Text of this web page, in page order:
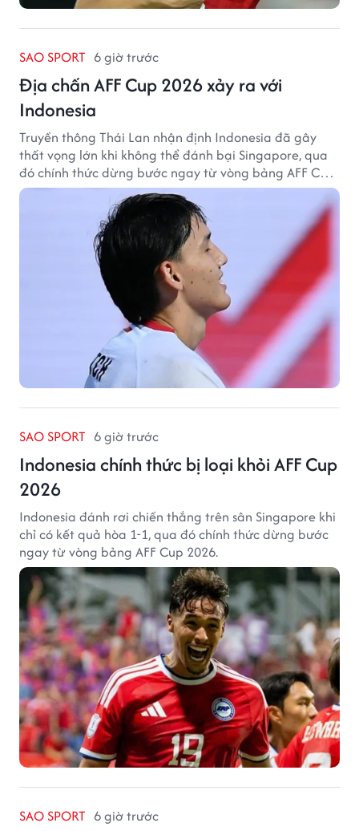
SAO SPORT 6 giờ trước
Địa chấn AFF Cup 2026 xảy ra với
Indonesia
Truyền thông Thái Lan nhận định Indonesia đã gây
thất vọng lớn khi không thể đánh bại Singapore, qua
đó chính thức dừng bước ngay từ vòng bảng AFF Cup
2026.
SAO SPORT 6 giờ trước
Indonesia chính thức bị loại khỏi AFF Cup
2026
Indonesia đánh rơi chiến thắng trên sân Singapore khi
chỉ có kết quả hòa 1-1, qua đó chính thức dừng bước
ngay từ vòng bảng AFF Cup 2026.
SAO SPORT 6 giờ trước